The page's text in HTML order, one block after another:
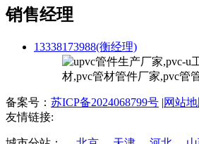
销售经理
13338173988(衡经理)
备案号： 苏ICP备2024068799号 |网站
友情链接: